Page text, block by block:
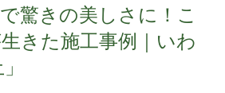
驚きの美しさに！こ
きた施工事例｜いわ